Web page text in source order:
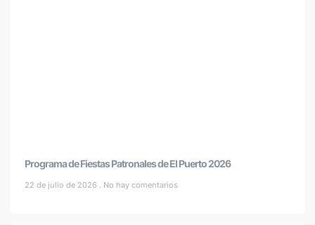
Programa de Fiestas Patronales de El Puerto 2026
22 de julio de 2026 No hay comentarios